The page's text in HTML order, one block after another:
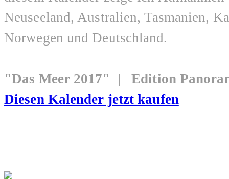
Neuseeland, Australien, Tasmanien,
Norwegen und Deutschland.
"Das Meer 2017" | Edition
Diesen Kalender jetzt kaufen